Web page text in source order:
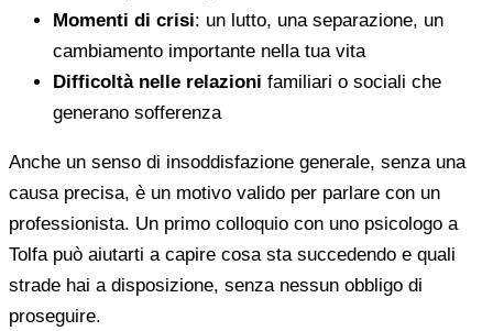
Momenti di crisi: un lutto, una separazione, un
cambiamento importante nella tua vita
Difficoltà nelle relazioni familiari o sociali che
generano sofferenza
Anche un senso di insoddisfazione generale, senza una
causa precisa, è un motivo valido per parlare con un
professionista. Un primo colloquio con uno psicologo a
Tolfa può aiutarti a capire cosa sta succedendo e quali
strade hai a disposizione, senza nessun obbligo di
proseguire.